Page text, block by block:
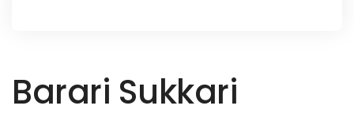
Barari Sukkari